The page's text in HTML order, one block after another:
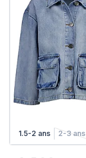
1.5-2 ans 2-3 ans